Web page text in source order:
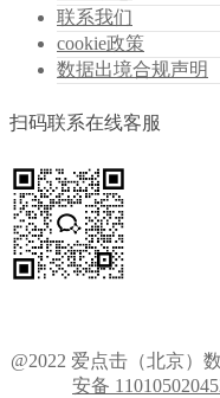
联系我们
cookie政策
数据出境合规声明
扫码联系在线客服
@2022 爱点击（北京）
安备